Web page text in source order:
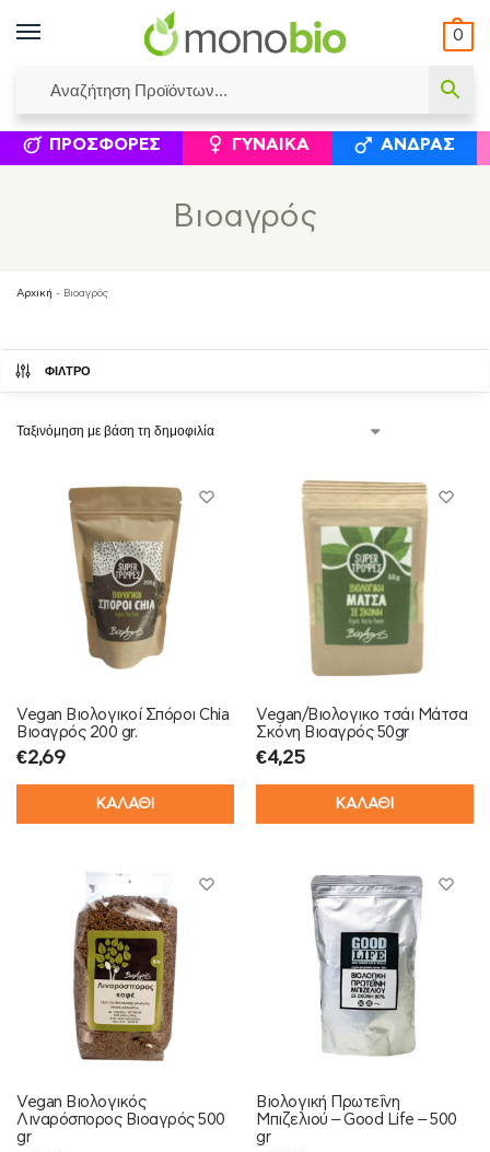
0
ΙΣΟΛΟΓΙΣΜΟΊ ΕΛΕΆΝΝΑ ΧΡΙΣΤΙΝΆΚΗ ΕΠΙΚΟΙΝΩΝΊΑ
ΣΥΜΠΛΗΡΏΜΑΤΑ ΔΙΑΤΡΟΦΉΣ ΦΥΣΙΚΆ
ΠΡΟΣΦΟΡΈΣ ΓΥΝΑΊΚΑ ΆΝΔΡΑΣ
Βιοαγρός
Αρχική - Βιοαγρός
ΦΙΛΤΡΟ
Vegan Βιολογικοί Σπόροι Chia
Βιοαγρός 200 gr.
€2,69
ΚΑΛΑΘΙ
Vegan/Βιολογικο τσάι Μάτσα
Σκόνη Βιοαγρός 50gr
€4,25
ΚΑΛΑΘΙ
Vegan Βιολογικός
Λιναρόσπορος Βιοαγρός 500
gr
Βιολογική Πρωτεΐνη
Μπιζελιού – Good Life – 500
gr